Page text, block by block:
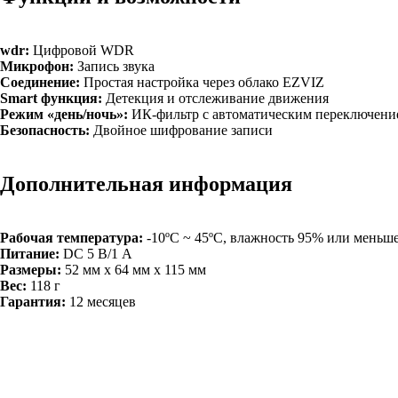
wdr: Цифровой WDR
Микрофон: Запись звука
Соединение: Простая настройка через облако EZVIZ
Smart функция: Детекция и отслеживание движения
Режим «день/ночь»: ИК-фильтр с автоматическим
Безопасность: Двойное шифрование записи
Дополнительная информация
Рабочая температура: -10ºC ~ 45ºC, влажность 95% или
Питание: DC 5 В/1 A
Размеры: 52 мм x 64 мм x 115 мм
Вес: 118 г
Гарантия: 12 месяцев